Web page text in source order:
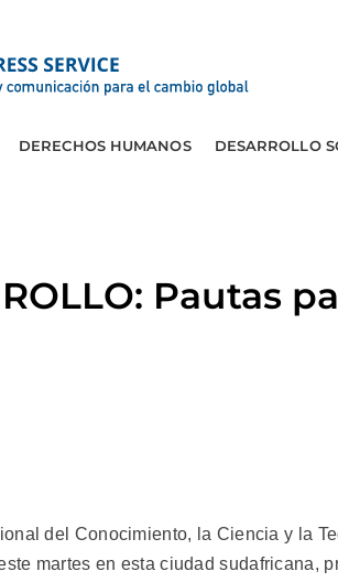
DERECHOS HUMANOS DESARROLLO
Pautas
del Conocimiento, la Ciencia y la
martes en esta ciudad sudafricana,